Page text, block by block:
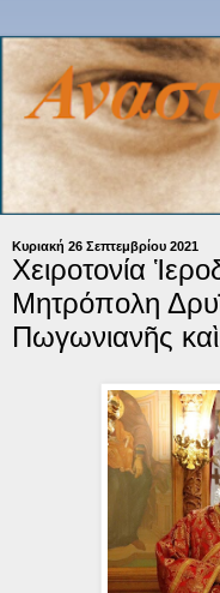
Κυριακή 26 Σεπτεμβρίου 2021
Χειροτονία
Μητρόπολη
Πωγωνιανῆς